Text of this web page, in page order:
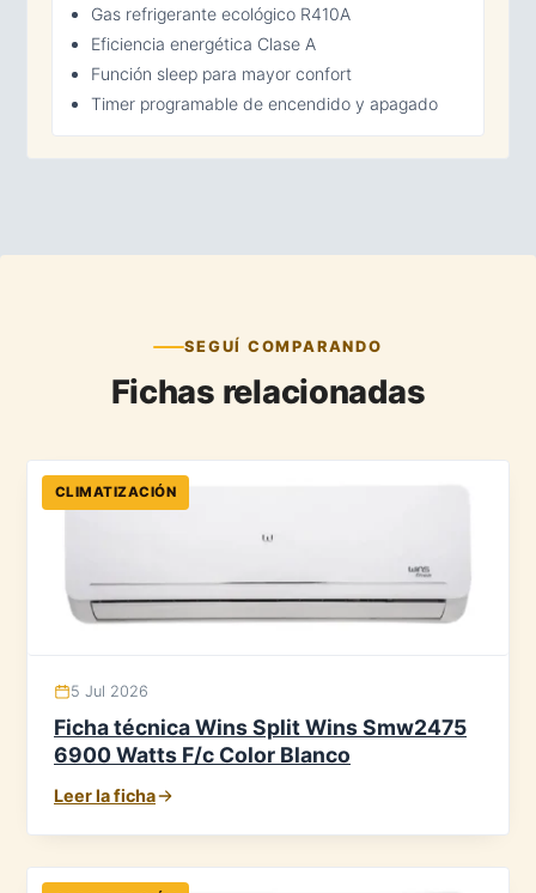
Gas refrigerante ecológico R410A
Eficiencia energética Clase A
Función sleep para mayor confort
Timer programable de encendido y apagado
SEGUÍ COMPARANDO
Fichas relacionadas
CLIMATIZACIÓN
5 Jul 2026
Ficha técnica Wins Split Wins Smw2475
6900 Watts F/c Color Blanco
Leer la ficha